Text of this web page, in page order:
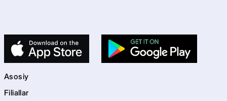
Asosiy
Filiallar